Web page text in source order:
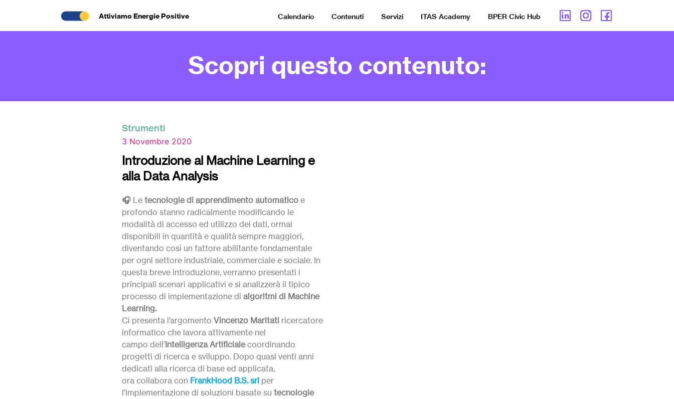
Attiviamo Energie Positive Calendario Contenuti Servizi ITAS Academy BPER Civic Hub
Scopri questo contenuto:
Strumenti
3 Novembre 2020
Introduzione al Machine Learning e
alla Data Analysis
🎧Le tecnologie di apprendimento automaticoe
profondo stanno radicalmente modificando le
modalità di accesso ed utilizzo dei dati, ormai
disponibili in quantità e qualità sempre maggiori,
diventando così un fattore abilitante fondamentale
per ogni settore industriale, commerciale e sociale. In
questa breve introduzione, verranno presentati i
principali scenari applicativi e si analizzerà il tipico
processo di implementazione di algoritmi di Machine
Learning.
Ci presenta l’argomento Vincenzo Maritati ricercatore
informatico che lavora attivamente nel
campo dell’Intelligenza Artificialecoordinando
progetti di ricerca e sviluppo. Dopo quasi venti anni
dedicati alla ricerca di base ed applicata,
ora collabora con FrankHood B.S. srl per
l’implementazione di soluzioni basate su tecnologie